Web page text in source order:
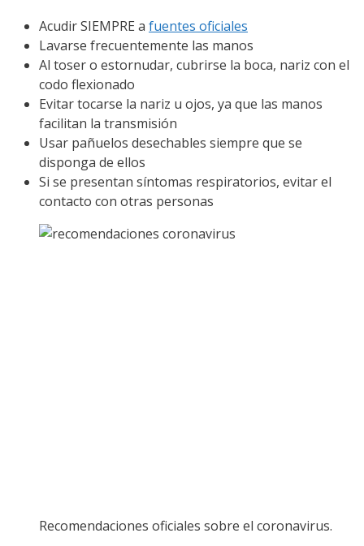
Acudir SIEMPRE a fuentes oficiales
Lavarse frecuentemente las manos
Al toser o estornudar, cubrirse la boca, nariz con el
codo flexionado
Evitar tocarse la nariz u ojos, ya que las manos
facilitan la transmisión
Usar pañuelos desechables siempre que se
disponga de ellos
Si se presentan síntomas respiratorios, evitar el
contacto con otras personas
Recomendaciones oficiales sobre el coronavirus.